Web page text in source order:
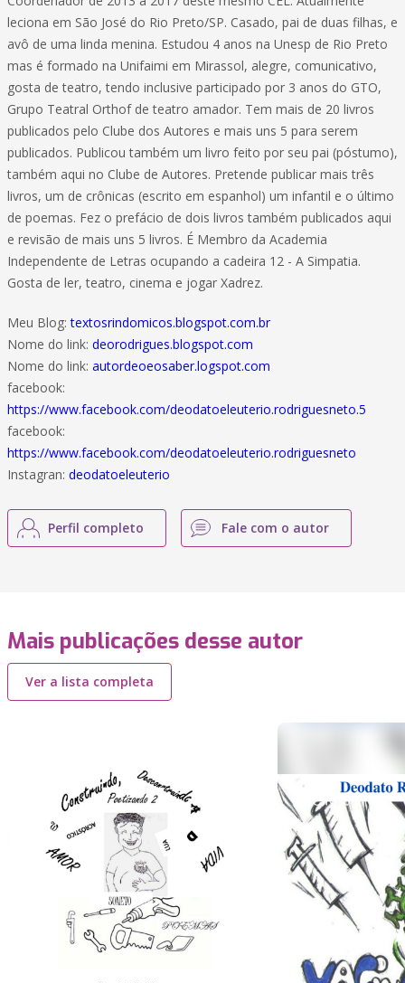
leciona em São José do Rio Preto/SP. Casado, pai de duas filhas, e
avô de uma linda menina. Estudou 4 anos na Unesp de Rio Preto
mas é formado na Unifaimi em Mirassol, alegre, comunicativo,
gosta de teatro, tendo inclusive participado por 3 anos do GTO,
Grupo Teatral Orthof de teatro amador. Tem mais de 20 livros
publicados pelo Clube dos Autores e mais uns 5 para serem
publicados. Publicou também um livro feito por seu pai (póstumo),
também aqui no Clube de Autores. Pretende publicar mais três
livros, um de crônicas (escrito em espanhol) um infantil e o último
de poemas. Fez o prefácio de dois livros também publicados aqui
e revisão de mais uns 5 livros. É Membro da Academia
Independente de Letras ocupando a cadeira 12 - A Simpatia.
Gosta de ler, teatro, cinema e jogar Xadrez.
Meu Blog:textosrindomicos.blogspot.com.br
Nome do link: deorodrigues.blogspot.com
Nome do link: autordeoeosaber.logspot.com
facebook:
https://www.facebook.com/deodatoeleuterio.rodriguesneto.5
facebook:
https://www.facebook.com/deodatoeleuterio.rodriguesneto
Instagran: deodatoeleuterio
Perfil completo Fale com o autor
Mais publicações desse autor
Ver a lista completa